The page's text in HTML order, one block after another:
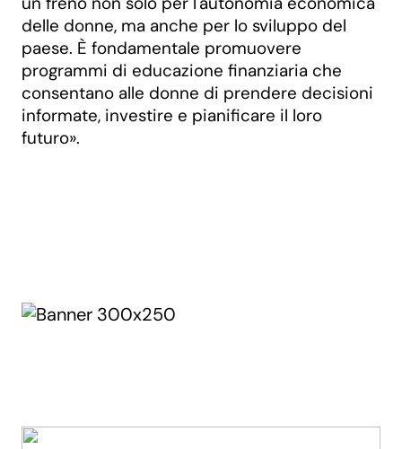
delle donne, ma anche per lo sviluppo del
paese. È fondamentale promuovere
programmi di educazione finanziaria che
consentano alle donne di prendere decisioni
informate, investire e pianificare il loro
futuro».